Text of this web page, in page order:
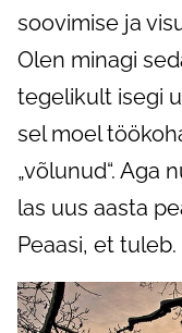
soovimise ja
Olen minagi
tegelikult isegi
sel moel
„võlunud“. Aga
las uus aasta
Peaasi, et tuleb.